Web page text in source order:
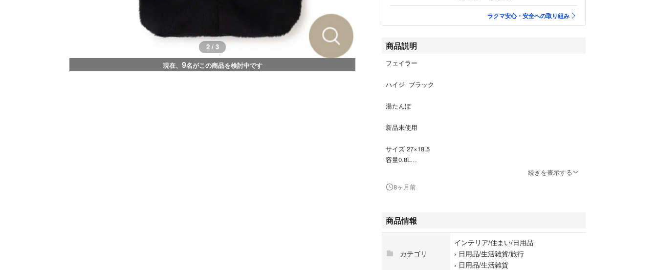
2 / 3
現在、 9名がこの商品を検討中です
ラクマ安心・安全への取り組み
商品説明
フェイラー
ハイジ ブラック
湯たんぽ
新品未使用
サイズ 27×18.5
容量0.8L
続きを表示する
8ヶ月前
商品情報
カテゴリ
インテリア/住まい/日用品
› 日用品/生活雑貨/旅行
› 日用品/生活雑貨